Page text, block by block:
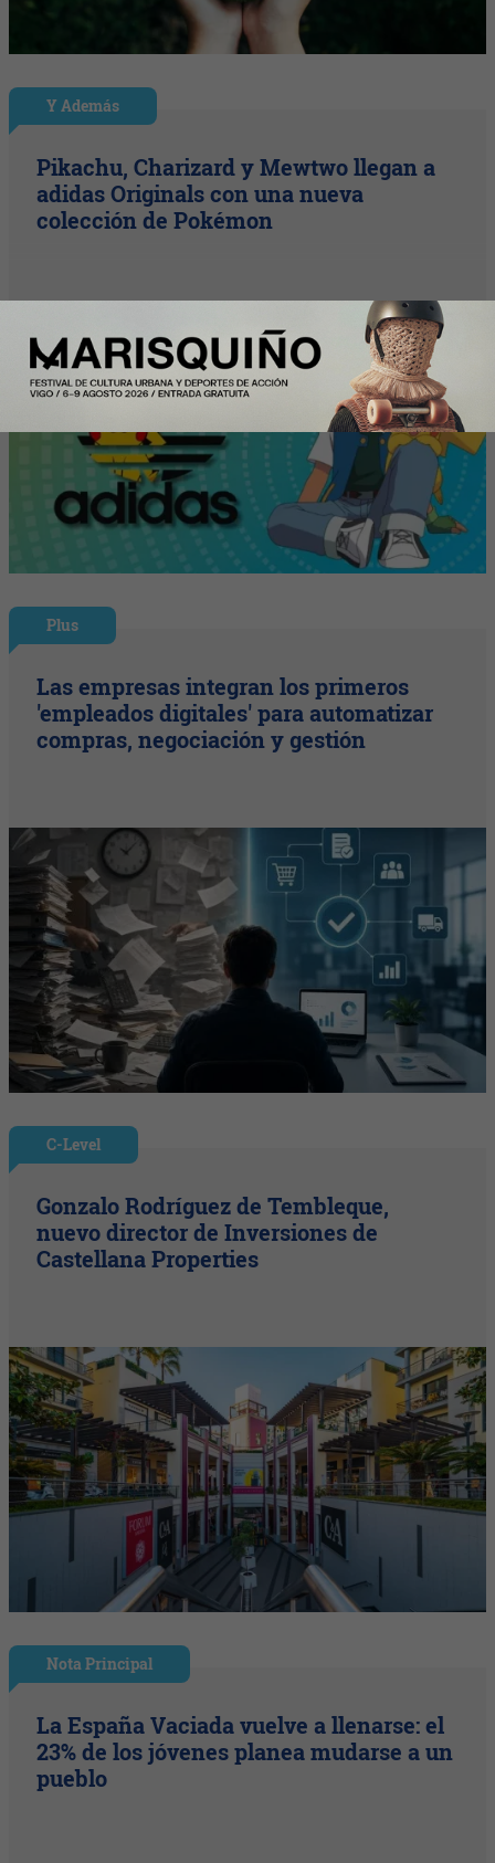
Y Además
Pikachu, Charizard y Mewtwo llegan a
adidas Originals con una nueva
colección de Pokémon
Plus
Las empresas integran los primeros
'empleados digitales' para automatizar
compras, negociación y gestión
C-Level
Gonzalo Rodríguez de Tembleque,
nuevo director de Inversiones de
Castellana Properties
Nota Principal
La España Vaciada vuelve a llenarse: el
23% de los jóvenes planea mudarse a un
pueblo